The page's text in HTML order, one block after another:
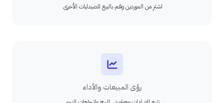
اشترِ من الموردين وقم بالبيع للصيدليات الأخرى.
رؤى المبيعات والأداء